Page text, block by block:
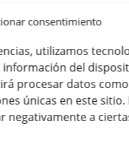
consentimiento
utilizamos
del
procesar datos
únicas en este
negativamente a